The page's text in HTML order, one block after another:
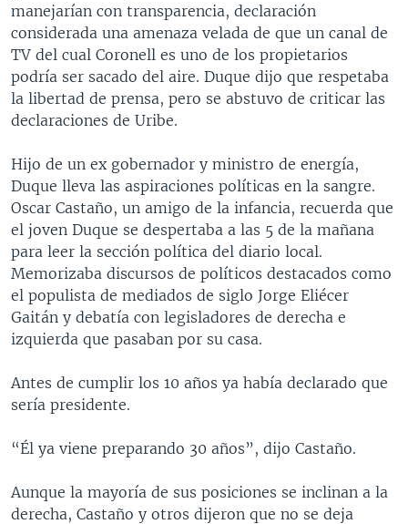
manejarían con transparencia, declaración
considerada una amenaza velada de que un canal de
TV del cual Coronell es uno de los propietarios
podría ser sacado del aire. Duque dijo que respetaba
la libertad de prensa, pero se abstuvo de criticar las
declaraciones de Uribe.
Hijo de un ex gobernador y ministro de energía,
Duque lleva las aspiraciones políticas en la sangre.
Oscar Castaño, un amigo de la infancia, recuerda que
el joven Duque se despertaba a las 5 de la mañana
para leer la sección política del diario local.
Memorizaba discursos de políticos destacados como
el populista de mediados de siglo Jorge Eliécer
Gaitán y debatía con legisladores de derecha e
izquierda que pasaban por su casa.
Antes de cumplir los 10 años ya había declarado que
sería presidente.
“Él ya viene preparando 30 años”, dijo Castaño.
Aunque la mayoría de sus posiciones se inclinan a la
derecha, Castaño y otros dijeron que no se deja